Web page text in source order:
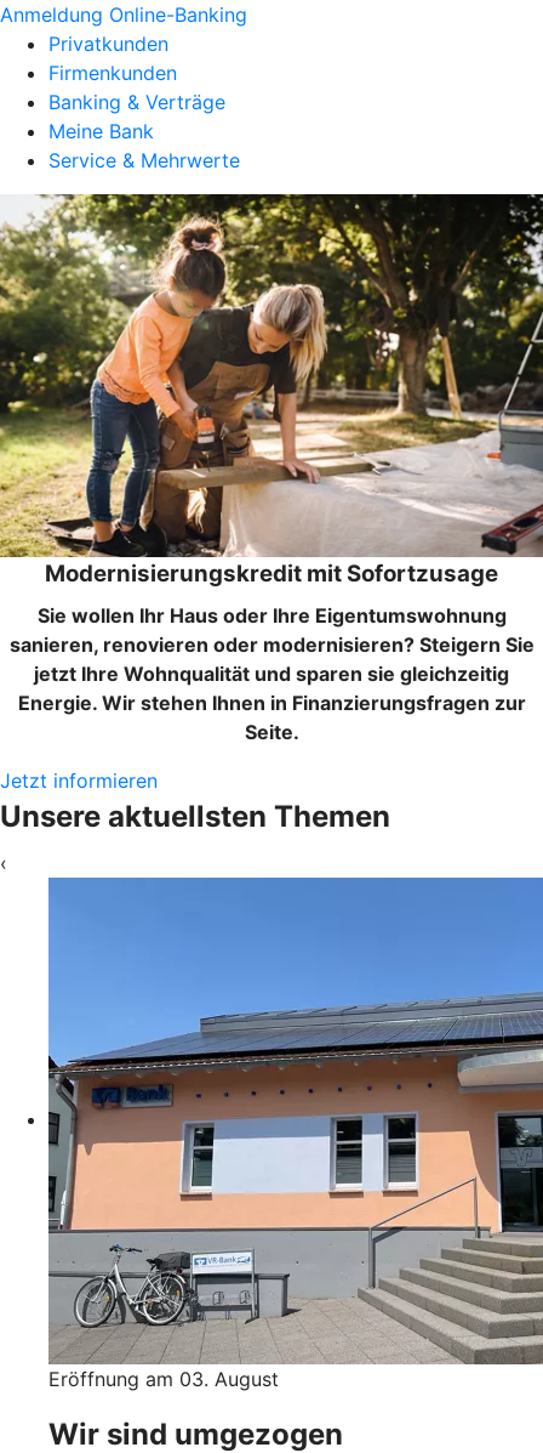
Anmeldung Online-Banking
Privatkunden
Firmenkunden
Banking & Verträge
Meine Bank
Service & Mehrwerte
Modernisierungskredit mit Sofortzusage
Sie wollen Ihr Haus oder Ihre Eigentumswohnung
sanieren, renovieren oder modernisieren? Steigern Sie
jetzt Ihre Wohnqualität und sparen sie gleichzeitig
Energie. Wir stehen Ihnen in Finanzierungsfragen zur
Seite.
Jetzt informieren
Unsere aktuellsten Themen
‹
Eröffnung am 03. August
Wir sind umgezogen